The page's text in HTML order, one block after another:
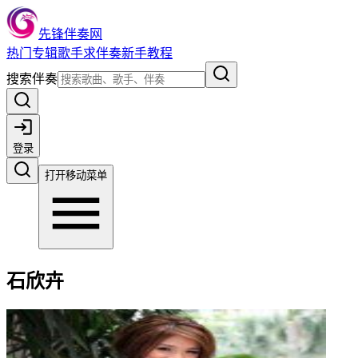
先锋伴奏网
热门 专辑歌手求伴奏新手教程
搜索伴奏
登录
打开移动菜单
石欣卉